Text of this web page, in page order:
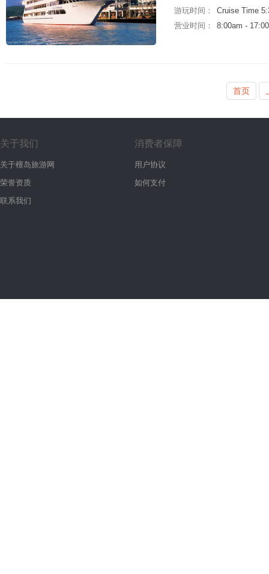
游玩时间：
Cruise Time
营业时间：
8:00am -
首页
关于我们
关于檀岛旅游网
荣誉资质
联系我们
消费者保障
用户协议
如何支付